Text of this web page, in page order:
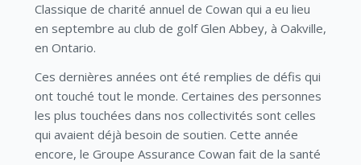
Classique de charité annuel de Cowan qui a eu lieu
en septembre au club de golf Glen Abbey, à Oakville,
en Ontario.
Ces dernières années ont été remplies de défis qui
ont touché tout le monde. Certaines des personnes
les plus touchées dans nos collectivités sont celles
qui avaient déjà besoin de soutien. Cette année
encore, le Groupe Assurance Cowan fait de la santé